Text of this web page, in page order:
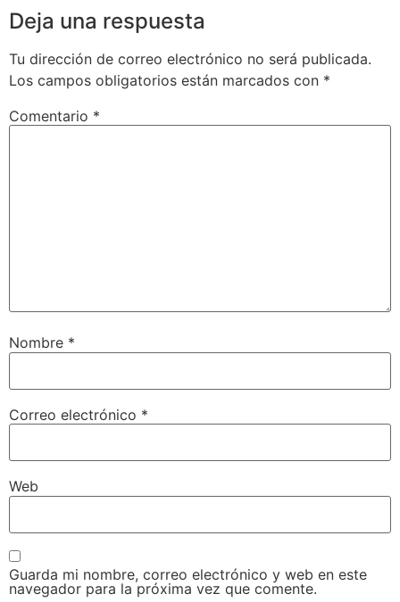
Deja una respuesta
Tu dirección de correo electrónico no será publicada.
Los campos obligatorios están marcados con *
Comentario *
Nombre *
Correo electrónico *
Web
Guarda mi nombre, correo electrónico y web en este
navegador para la próxima vez que comente.